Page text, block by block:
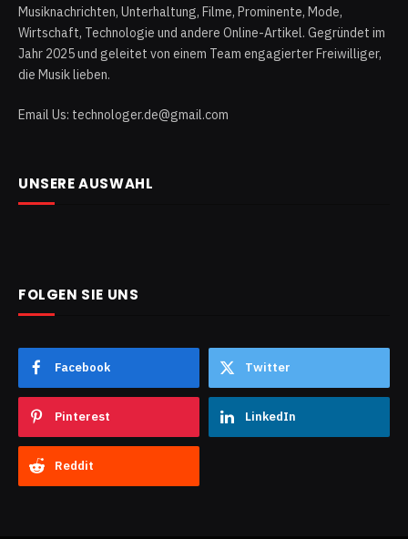
Musiknachrichten, Unterhaltung, Filme, Prominente, Mode,
Wirtschaft, Technologie und andere Online-Artikel. Gegründet im
Jahr 2025 und geleitet von einem Team engagierter Freiwilliger,
die Musik lieben.
Email Us: technologer.de@gmail.com
UNSERE AUSWAHL
FOLGEN SIE UNS
Facebook Twitter
Pinterest LinkedIn
Reddit